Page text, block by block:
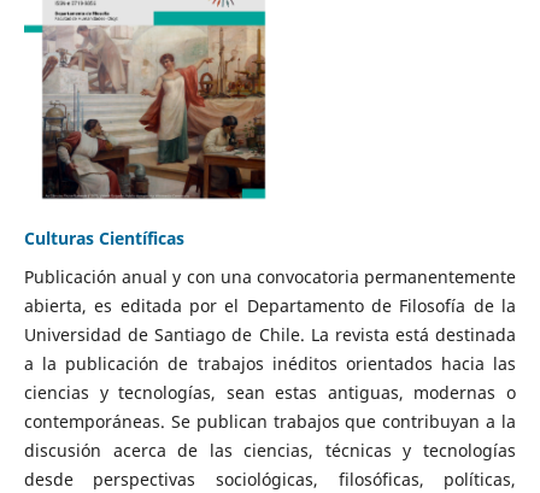
Culturas Científicas
Publicación anual y con una convocatoria permanentemente
abierta, es editada por el Departamento de Filosofía de la
Universidad de Santiago de Chile. La revista está destinada
a la publicación de trabajos inéditos orientados hacia las
ciencias y tecnologías, sean estas antiguas, modernas o
contemporáneas. Se publican trabajos que contribuyan a la
discusión acerca de las ciencias, técnicas y tecnologías
desde perspectivas sociológicas, filosóficas, políticas,